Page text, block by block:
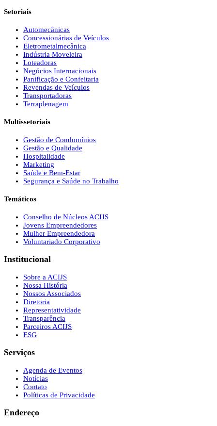
Setoriais
Automecânicas
Concessionárias de Veículos
Eletrometalmecânica
Indústria Moveleira
Loteadoras
Negócios Internacionais
Panificação e Confeitaria
Revendas de Veículos
Transportadoras
Terraplenagem
Multissetoriais
Gestão de Condomínios
Gestão e Qualidade
Hospitalidade
Marketing
Saúde e Bem-Estar
Segurança e Saúde no Trabalho
Temáticos
Conselho de Núcleos ACIJS
Jovens Empreendedores
Mulher Empreendedora
Voluntariado Corporativo
Institucional
Sobre a ACIJS
Nossa História
Nossos Associados
Diretoria
Representatividade
Transparência
Parceiros ACIJS
ESG
Serviços
Agenda de Eventos
Notícias
Contato
Políticas de Privacidade
Endereço